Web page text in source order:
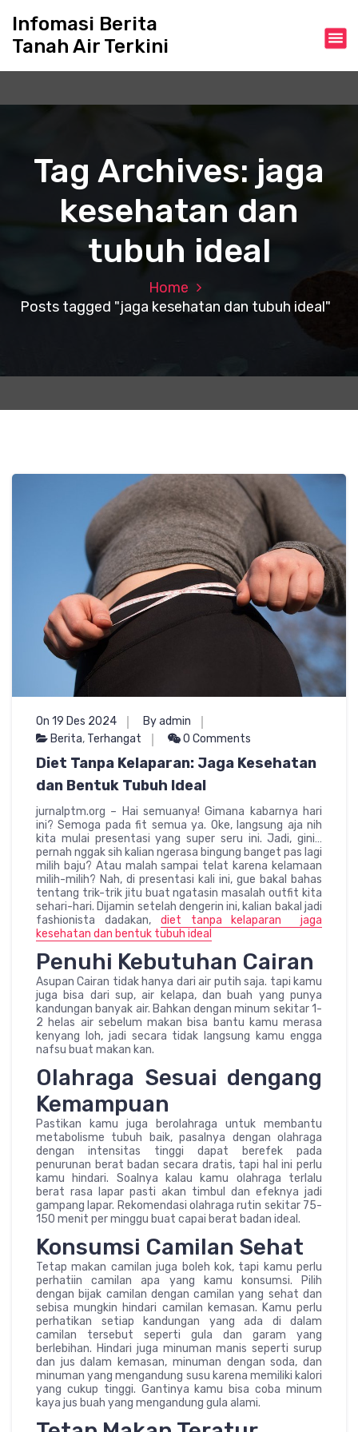
Infomasi Berita
Tanah Air Terkini
Tag Archives: jaga
kesehatan dan
tubuh ideal
Home
Posts tagged "jaga kesehatan dan tubuh ideal"
On 19 Des 2024
By admin
Berita, Terhangat 0 Comments
Diet Tanpa Kelaparan: Jaga Kesehatan
dan Bentuk Tubuh Ideal
jurnalptm.org – Hai semuanya! Gimana kabarnya hari
ini? Semoga pada fit semua ya. Oke, langsung aja nih
kita mulai presentasi yang super seru ini. Jadi, gini…
pernah nggak sih kalian ngerasa bingung banget pas lagi
milih baju? Atau malah sampai telat karena kelamaan
milih-milih? Nah, di presentasi kali ini, gue bakal bahas
tentang trik-trik jitu buat ngatasin masalah outfit kita
sehari-hari. Dijamin setelah dengerin ini, kalian bakal jadi
fashionista dadakan, diet tanpa kelaparan jaga
kesehatan dan bentuk tubuh ideal
Penuhi Kebutuhan Cairan
Asupan Cairan tidak hanya dari air putih saja. tapi kamu
juga bisa dari sup, air kelapa, dan buah yang punya
kandungan banyak air. Bahkan dengan minum sekitar 1-
2 helas air sebelum makan bisa bantu kamu merasa
kenyang loh, jadi secara tidak langsung kamu engga
nafsu buat makan kan.
Olahraga Sesuai dengang
Kemampuan
Pastikan kamu juga berolahraga untuk membantu
metabolisme tubuh baik, pasalnya dengan olahraga
dengan intensitas tinggi dapat berefek pada
penurunan berat badan secara dratis, tapi hal ini perlu
kamu hindari. Soalnya kalau kamu olahraga terlalu
berat rasa lapar pasti akan timbul dan efeknya jadi
gampang lapar. Rekomendasi olahraga rutin sekitar 75-
150 menit per minggu buat capai berat badan ideal.
Konsumsi Camilan Sehat
Tetap makan camilan juga boleh kok, tapi kamu perlu
perhatiin camilan apa yang kamu konsumsi. Pilih
dengan bijak camilan dengan camilan yang sehat dan
sebisa mungkin hindari camilan kemasan. Kamu perlu
perhatikan setiap kandungan yang ada di dalam
camilan tersebut seperti gula dan garam yang
berlebihan. Hindari juga minuman manis seperti surup
dan jus dalam kemasan, minuman dengan soda, dan
minuman yang mengandung susu karena memiliki kalori
yang cukup tinggi. Gantinya kamu bisa coba minum
kaya jus buah yang mengandung gula alami.